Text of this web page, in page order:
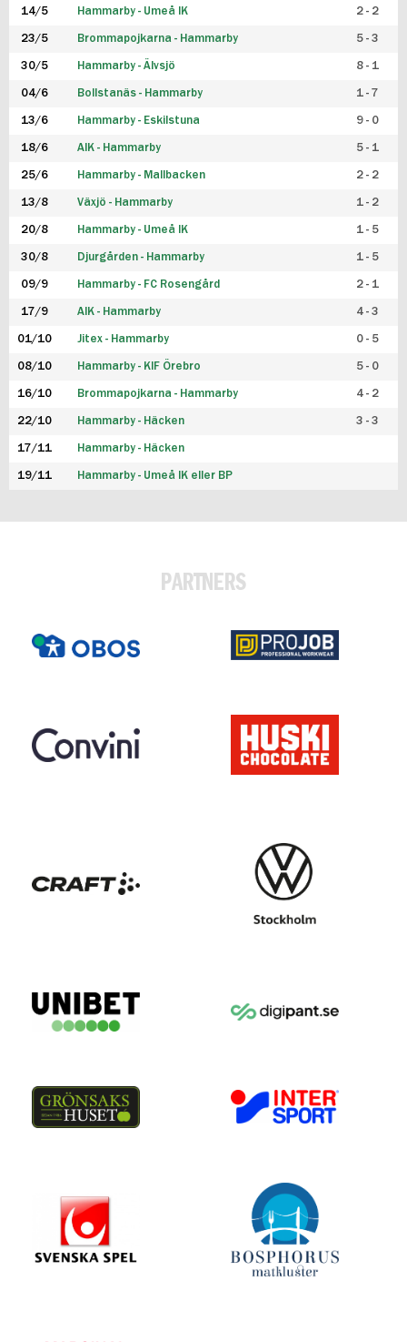
14/5 Hammarby - Umeå IK 2 - 2
23/5 Brommapojkarna - Hammarby 5 - 3
30/5 Hammarby - Älvsjö 8 - 1
04/6 Bollstanäs - Hammarby 1 - 7
13/6 Hammarby - Eskilstuna 9 - 0
18/6 AIK - Hammarby 5 - 1
25/6 Hammarby - Mallbacken 2 - 2
13/8 Växjö - Hammarby 1 - 2
20/8 Hammarby - Umeå IK 1 - 5
30/8 Djurgården - Hammarby 1 - 5
09/9 Hammarby - FC Rosengård 2 - 1
17/9 AIK - Hammarby 4 - 3
01/10 Jitex - Hammarby 0 - 5
08/10 Hammarby - KIF Örebro 5 - 0
16/10 Brommapojkarna - Hammarby 4 - 2
22/10 Hammarby - Häcken 3 - 3
17/11 Hammarby - Häcken
19/11 Hammarby - Umeå IK eller BP
PARTNERS